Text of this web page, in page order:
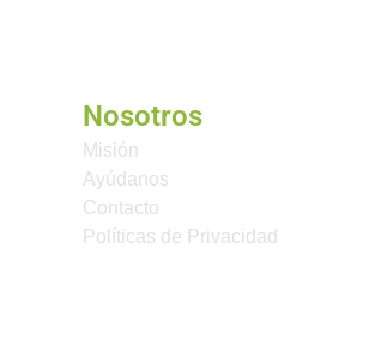
Nosotros
Misión
Ayúdanos
Contacto
Políticas de Privacidad